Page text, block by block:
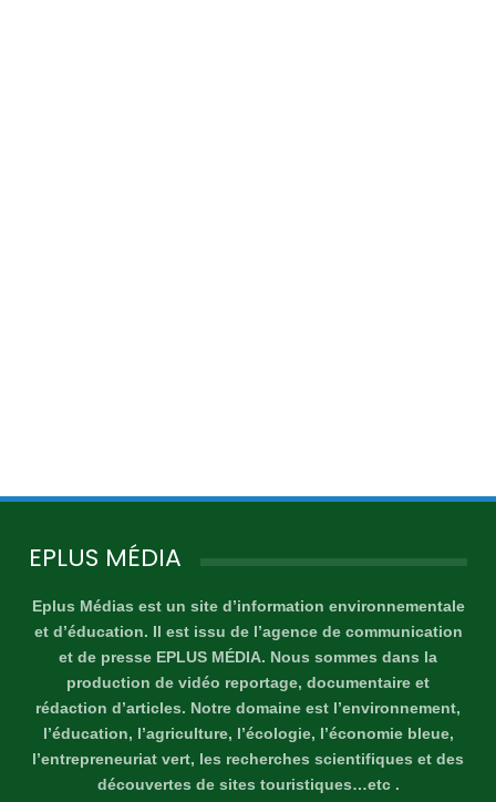
EPLUS MÉDIA
Eplus Médias est un site d’information environnementale
et d’éducation. Il est issu de l’agence de communication
et de presse EPLUS MÉDIA. Nous sommes dans la
production de vidéo reportage, documentaire et
rédaction d’articles. Notre domaine est l’environnement,
l’éducation, l’agriculture, l’écologie, l’économie bleue,
l’entrepreneuriat vert, les recherches scientifiques et des
découvertes de sites touristiques…etc .